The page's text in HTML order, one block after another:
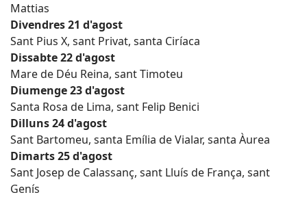
Mattias
Divendres 21 d'agost
Sant Pius X, sant Privat, santa Ciríaca
Dissabte 22 d'agost
Mare de Déu Reina, sant Timoteu
Diumenge 23 d'agost
Santa Rosa de Lima, sant Felip Benici
Dilluns 24 d'agost
Sant Bartomeu, santa Emília de Vialar, santa Àurea
Dimarts 25 d'agost
Sant Josep de Calassanç, sant Lluís de França, sant
Genís